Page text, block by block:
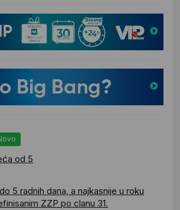
od 5
5 radnih dana, a najkasnije u roku
ZZP po clanu 31.